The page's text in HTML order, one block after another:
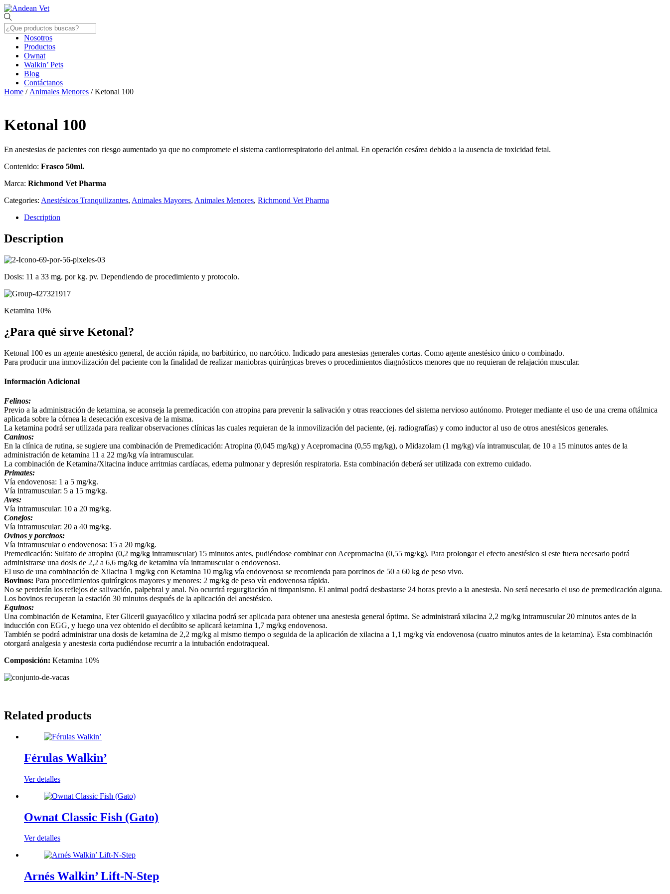
Skip
to
content
Menu
Nosotros
Productos
Ownat
Walkin’ Pets
Blog
Contáctanos
Close
Home / Animales Menores / Ketonal 100
Ketonal 100
En anestesias de pacientes con riesgo aumentado ya que no compromete el sistema cardiorrespiratorio del animal. En operación cesárea debido a la ausencia de toxicidad fetal.
Contenido: Frasco 50ml.
Marca: Richmond Vet Pharma
Categories: Anestésicos Tranquilizantes, Animales Mayores, Animales Menores, Richmond Vet Pharma
Description
Description
Dosis: 11 a 33 mg. por kg. pv. Dependiendo de procedimiento y protocolo.
Ketamina 10%
¿Para qué sirve Ketonal?
Ketonal 100 es un agente anestésico general, de acción rápida, no barbitúrico, no narcótico. Indicado para anestesias generales cortas. Como agente anestésico único o combinado.
Para producir una inmovilización del paciente con la finalidad de realizar maniobras quirúrgicas breves o procedimientos diagnósticos menores que no requieran de relajación muscular.
Información Adicional
Felinos:
Previo a la administración de ketamina, se aconseja la premedicación con atropina para prevenir la salivación y otras reacciones del sistema nervioso autónomo. Proteger mediante el uso de una crema oftálmica
aplicada sobre la córnea la desecación excesiva de la misma.
La ketamina podrá ser utilizada para realizar observaciones clínicas las cuales requieran de la inmovilización del paciente, (ej. radiografías) y como inductor al uso de otros anestésicos generales.
Caninos:
En la clínica de rutina, se sugiere una combinación de Premedicación: Atropina (0,045 mg/kg) y Acepromacina (0,55 mg/kg), o Midazolam (1 mg/kg) vía intramuscular, de 10 a 15 minutos antes de la
administración de ketamina 11 a 22 mg/kg vía intramuscular.
La combinación de Ketamina/Xitacina induce arritmias cardíacas, edema pulmonar y depresión respiratoria. Esta combinación deberá ser utilizada con extremo cuidado.
Primates:
Vía endovenosa: 1 a 5 mg/kg.
Vía intramuscular: 5 a 15 mg/kg.
Aves:
Vía intramuscular: 10 a 20 mg/kg.
Conejos:
Vía intramuscular: 20 a 40 mg/kg.
Ovinos y porcinos:
Vía intramuscular o endovenosa: 15 a 20 mg/kg.
Premedicación: Sulfato de atropina (0,2 mg/kg intramuscular) 15 minutos antes, pudiéndose combinar con Acepromacina (0,55 mg/kg). Para prolongar el efecto anestésico si este fuera necesario podrá
administrarse una dosis de 2,2 a 6,6 mg/kg de ketamina vía intramuscular o endovenosa.
El uso de una combinación de Xilacina 1 mg/kg con Ketamina 10 mg/kg vía endovenosa se recomienda para porcinos de 50 a 60 kg de peso vivo.
Bovinos: Para procedimientos quirúrgicos mayores y menores: 2 mg/kg de peso vía endovenosa rápida.
No se perderán los reflejos de salivación, palpebral y anal. No ocurrirá regurgitación ni timpanismo. El animal podrá desbastarse 24 horas previo a la anestesia. No será necesario el uso de premedicación alguna.
Los bovinos recuperan la estación 30 minutos después de la aplicación del anestésico.
Equinos:
Una combinación de Ketamina, Eter Gliceril guayacólico y xilacina podrá ser aplicada para obtener una anestesia general óptima. Se administrará xilacina 2,2 mg/kg intramuscular 20 minutos antes de la
inducción con EGG, y luego una vez obtenido el decúbito se aplicará ketamina 1,7 mg/kg endovenosa.
También se podrá administrar una dosis de ketamina de 2,2 mg/kg al mismo tiempo o seguida de la aplicación de xilacina a 1,1 mg/kg vía endovenosa (cuatro minutos antes de la ketamina). Esta combinación
otorgará analgesia y anestesia corta pudiéndose recurrir a la intubación endotraqueal.
Composición: Ketamina 10%
Related products
Férulas Walkin’
Ver detalles
Ownat Classic Fish (Gato)
Ver detalles
Arnés Walkin’ Lift-N-Step